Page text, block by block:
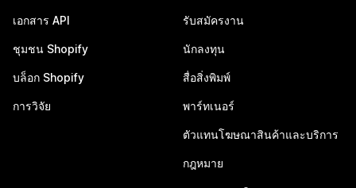
เอกสาร API
ชุมชน Shopify
บล็อก Shopify
การวิจัย
รับสมัครงาน
นักลงทุน
สื่อสิ่งพิมพ์
พาร์ทเนอร์
ตัวแทนโฆษณาสินค้าและบริการ
กฎหมาย